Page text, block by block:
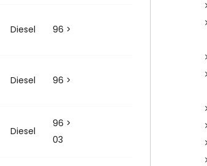
Diesel 96 >
Diesel 96 >
Diesel
96 >
03